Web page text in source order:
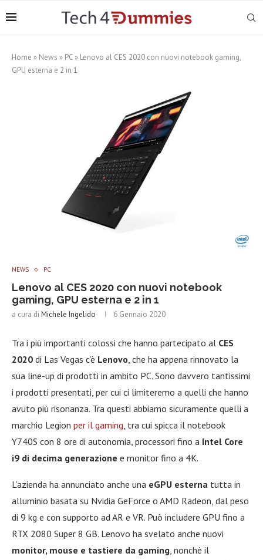
Home » News » PC » Lenovo al CES 2020 con nuovi notebook gaming,
GPU esterna e 2 in 1
NEWS PC
Lenovo al CES 2020 con nuovi notebook
gaming, GPU esterna e 2 in 1
a cura di Michele Ingelido 6 Gennaio 2020
Tra i più importanti colossi che hanno partecipato al CES
2020 di Las Vegas c’è Lenovo, che ha appena rinnovato la
sua line-up di prodotti in ambito PC. Sono davvero tantissimi
i prodotti presentati, per cui ci limiteremo a quelli che hanno
avuto più risonanza. Tra questi abbiamo sicuramente quelli a
marchio Legion per il gaming, tra cui spicca il notebook
Y740S con 8 ore di autonomia, processori fino a Intel Core
i9 di decima generazione e monitor fino a 4K.
L’azienda ha annunciato anche una eGPU esterna tutta in
alluminio basata su Nvidia GeForce o AMD Radeon, dal peso
di 9 kg e con supporto ad AR e VR. Può includere GPU fino a
RTX 2080 Super 8 GB. Lenovo ha svelato anche nuovi
monitor, mouse e tastiere da gaming, nonchè il